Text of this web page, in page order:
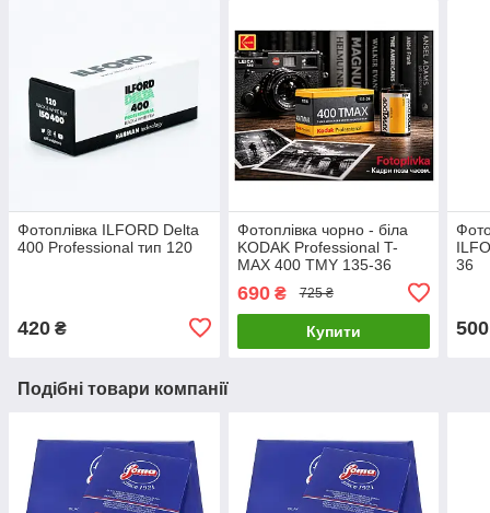
Фотоплівка ILFORD Delta
400 Professional тип 120
420 ₴
Фотоплівка чорно - біла
KODAK Professional T-
MAX 400 TMY 135-36
690₴ 725 ₴
Купити
36
500
Подібні товари компанії